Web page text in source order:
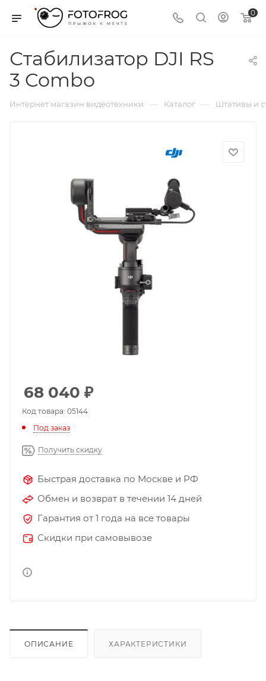
0
Стабилизатор DJI RS
3 Combo
Интернет магазин видеотехники — Каталог — Штативы и
68 040 ₽
Код товара: 05144
Под заказ
Получить скидку
Быстрая доставка по Москве и РФ
Обмен и возврат в течении 14 дней
Гарантия от 1 года на все товары
Скидки при самовывозе
ОПИСАНИЕ ХАРАКТЕРИСТИКИ